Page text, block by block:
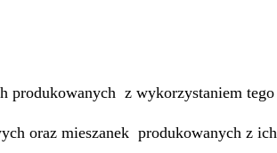
produkowanych z wykorzystaniem
oraz mieszanek produkowanych z